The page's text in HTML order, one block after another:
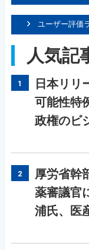
ユーザー評価
人気記
1
日本リ
可能性特
政権のビ
2
厚労省幹
薬審議官
浦氏、医